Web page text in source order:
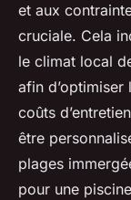
et aux
cruciale. Cela
le climat local
afin d’optimiser
coûts
être
plages
pour une